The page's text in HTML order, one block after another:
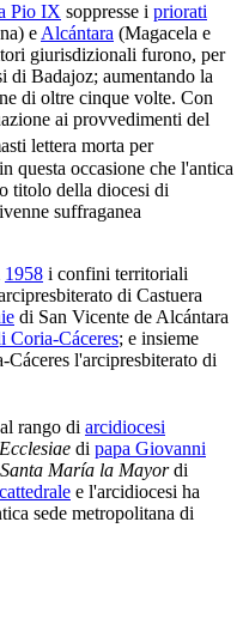
Pio IX soppresse i priorati
e Alcántara (Magacela e
giurisdizionali furono, per
di Badajoz; aumentando la
di oltre cinque volte. Con
ai provvedimenti del
lettera morta per
questa occasione che l'antica
titolo della diocesi di
suffraganea
1958 i confini territoriali
di Castuera
di San Vicente de Alcántara
Coria-Cáceres; e insieme
Cáceres l'arcipresbiterato di
rango di arcidiocesi
di papa Giovanni
Santa María la Mayordi
e l'arcidiocesi ha
sede metropolitana di